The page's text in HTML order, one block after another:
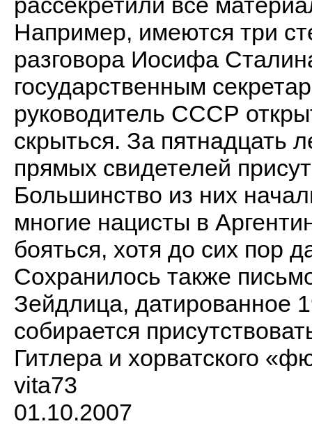
Например, имеются три
разговора Иосифа
государственным
руководитель СССР
скрыться. За пятнадцать
прямых свидетелей
Большинство из них
многие нацисты в
бояться, хотя до сих пор
Сохранилось также
Зейдлица, датированное
собирается
Гитлера и хорватского
vita73
01.10.2007